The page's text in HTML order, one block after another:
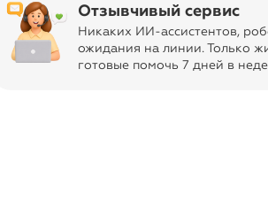
Отзывчивый сервис
Никаких ИИ-ассистентов,
ожидания на линии. Только
готовые помочь 7 дней в
итоге, оказалось, что это